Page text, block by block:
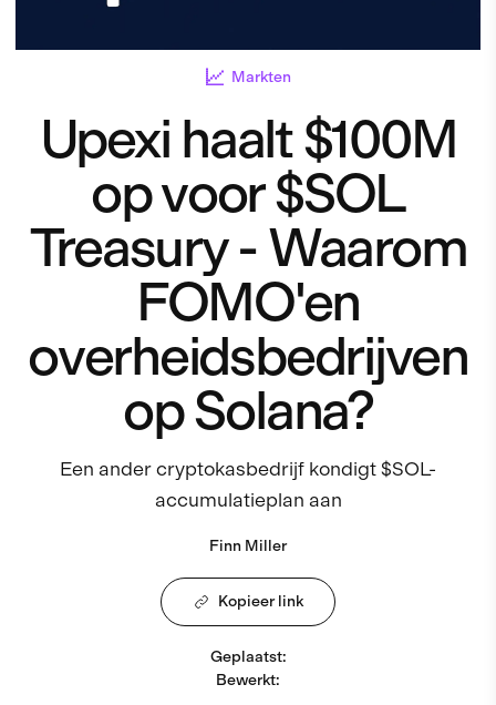
Markten
Upexi haalt $100M
op voor $SOL
Treasury - Waarom
FOMO'en
overheidsbedrijven
op Solana?
Een ander cryptokasbedrijf kondigt $SOL-
accumulatieplan aan
Finn Miller
Kopieer link
Geplaatst:
Bewerkt: